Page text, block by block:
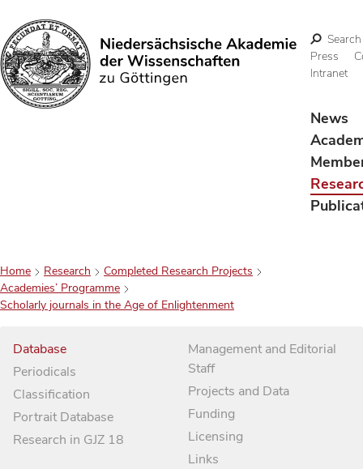
Search
Search
Press
Intranet
News
Home Research
Completed Research Projects
Academies’ Programme
Scholarly journals in the Age of Enlightenment
Database
Periodicals
Classification
Portrait Database
Research in GJZ 18
Management and Editorial
Staff
Projects and Data
Funding
Licensing
Links